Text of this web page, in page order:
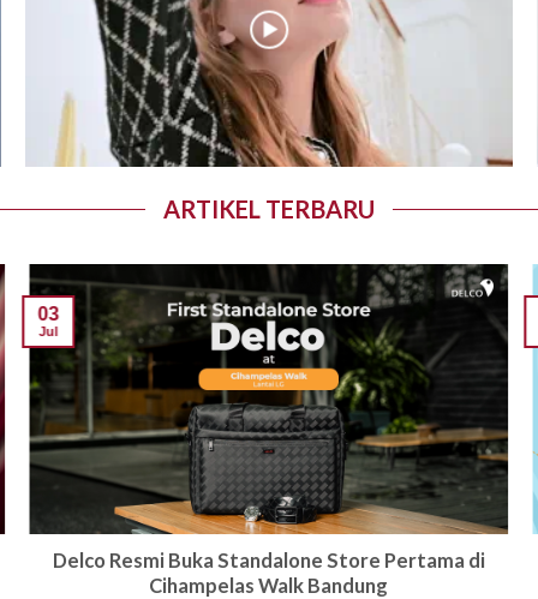
ARTIKEL TERBARU
Delco Resmi Buka Standalone Store Pertama di
Cihampelas Walk Bandung
03
Jul